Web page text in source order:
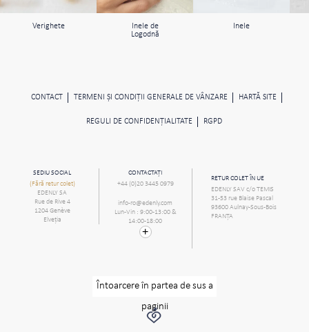
Verighete
Inele de
Logodnă
Inele
CONTACT TERMENI ŞI CONDIŢII GENERALE DE VÂNZARE HARTĂ SITE
REGULI DE CONFIDENŢIALITATE RGPD
SEDIU SOCIAL
(Fără retur colet)
EDENLY SA
Rue de Rive 4
1204 Genève
Elveţia
CONTACTAȚI
+44 (0)20 3445 0979
info-ro@edenly.com
Lun-Vin : 9:00-13:00 &
14:00-18:00
RETUR COLET ÎN UE
EDENLY SAV c/o TEMIS
31-53 rue Blaise Pascal
93600 Aulnay-Sous-Bois
FRANŢA
Întoarcere în partea de sus a
paginii